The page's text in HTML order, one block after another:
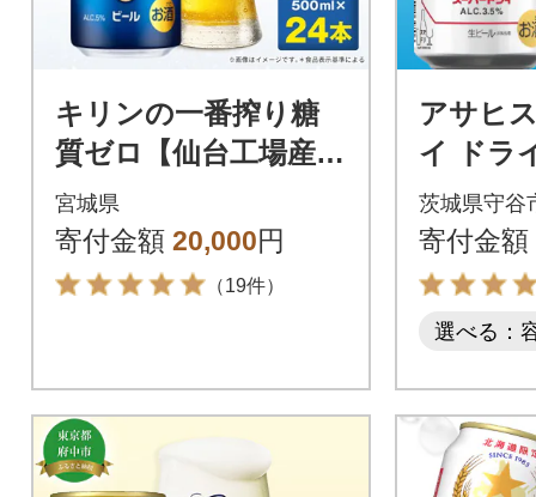
キリンの一番搾り糖
質ゼロ【仙台工場産】
500ml缶×24本
宮城県
寄付金額 20,000円
（19件）
アサヒ
イ ドラ
Alc3.5%
(1ケー
茨城県守谷
寄付金額
選べる：